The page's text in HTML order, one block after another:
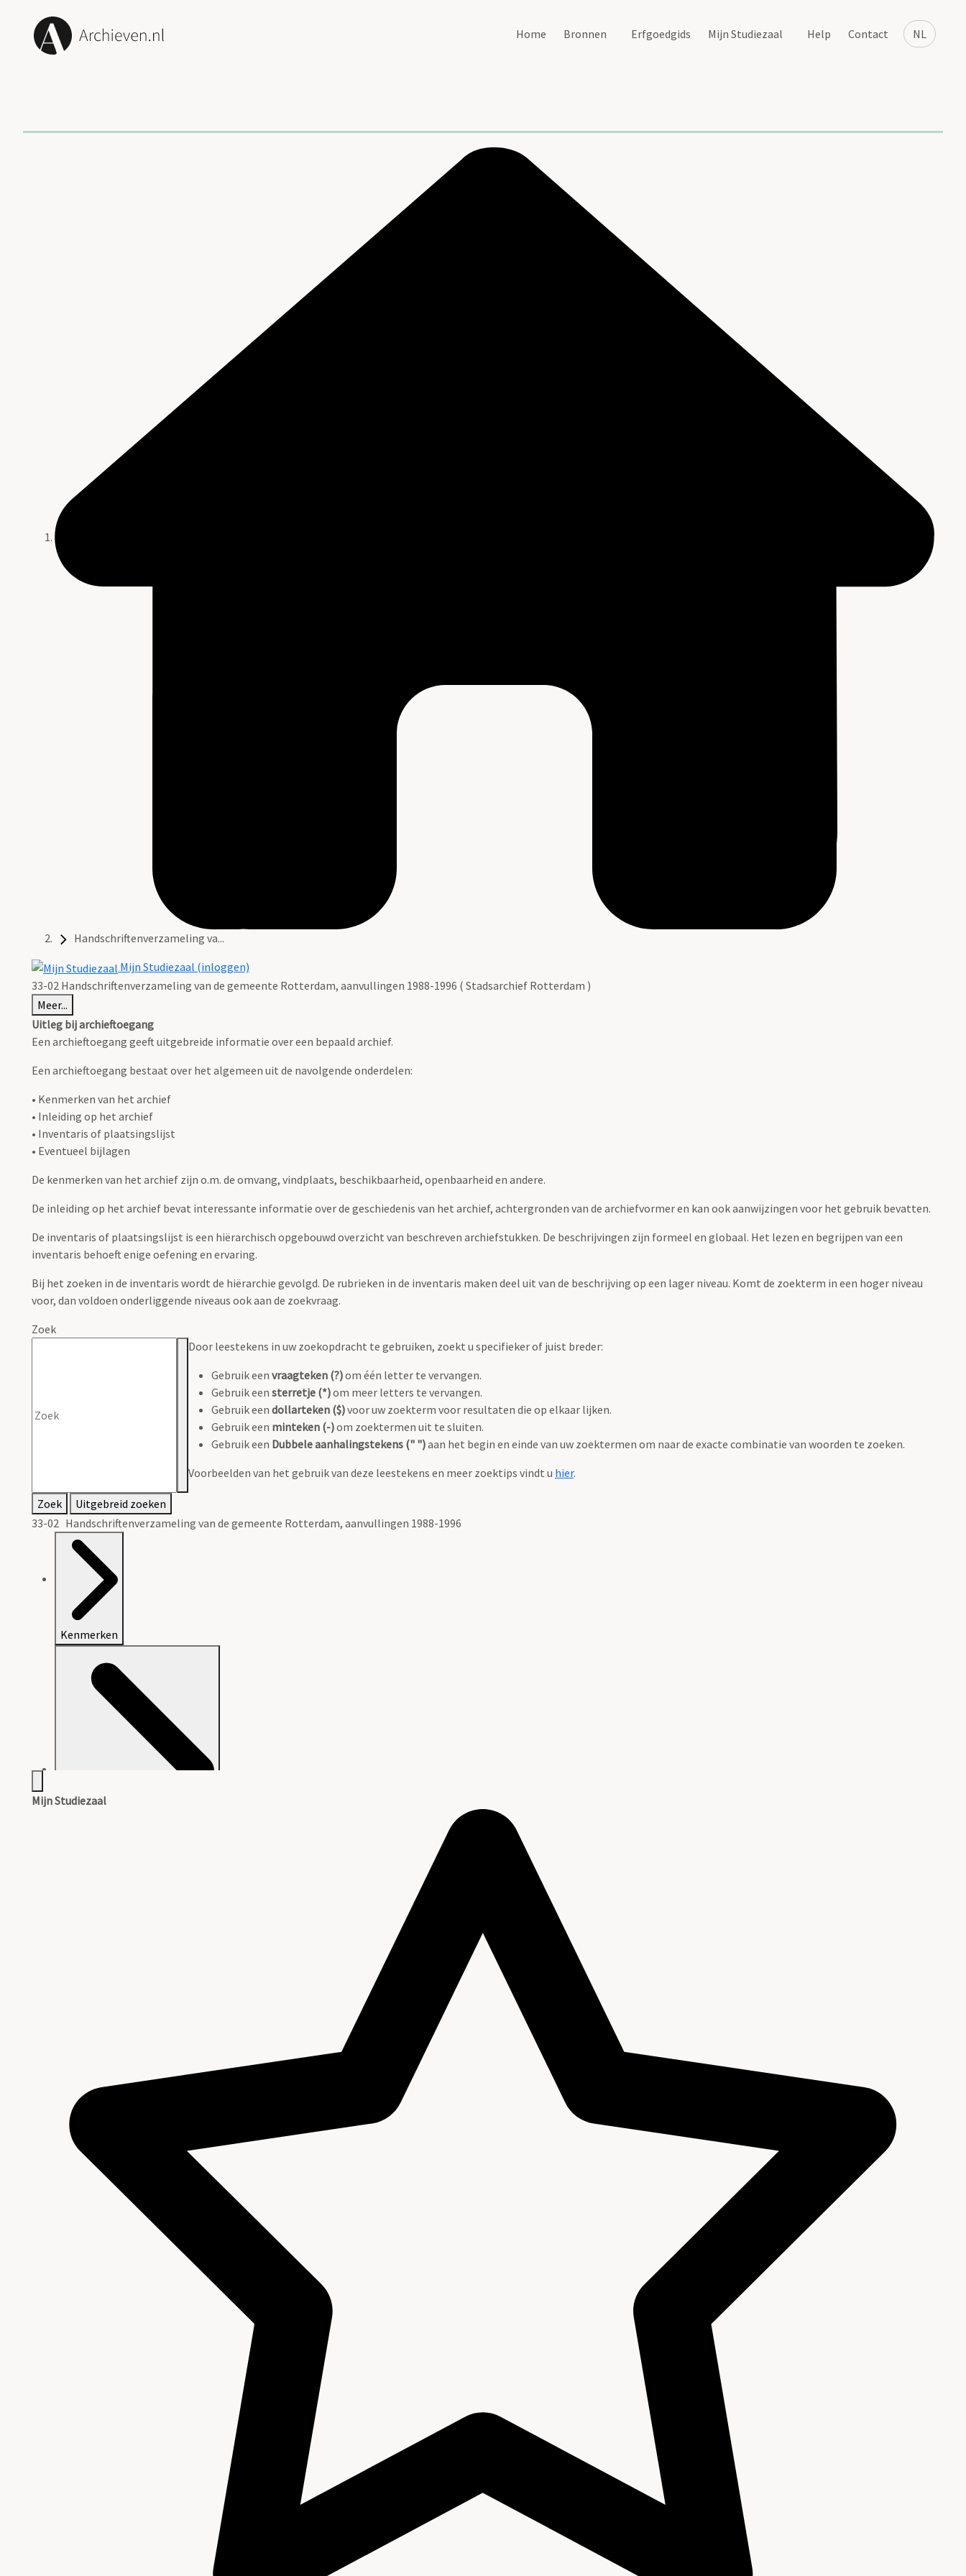
NL
Home Bronnen Erfgoedgids Mijn Studiezaal Help Contact
Handschriftenverzameling va...
Mijn Studiezaal (inloggen)
33-02 Handschriftenverzameling van de gemeente Rotterdam, aanvullingen 1988-1996 ( Stadsarchief Rotterdam )
Meer...
Uitleg bij archieftoegang
Een archieftoegang geeft uitgebreide informatie over een bepaald archief.
Een archieftoegang bestaat over het algemeen uit de navolgende onderdelen:
• Kenmerken van het archief
• Inleiding op het archief
• Inventaris of plaatsingslijst
• Eventueel bijlagen
De kenmerken van het archief zijn o.m. de omvang, vindplaats, beschikbaarheid, openbaarheid en andere.
De inleiding op het archief bevat interessante informatie over de geschiedenis van het archief, achtergronden van de archiefvormer en kan ook aanwijzingen voor het gebruik bevatten.
De inventaris of plaatsingslijst is een hiërarchisch opgebouwd overzicht van beschreven archiefstukken. De beschrijvingen zijn formeel en globaal. Het lezen en begrijpen van een
inventaris behoeft enige oefening en ervaring.
Bij het zoeken in de inventaris wordt de hiërarchie gevolgd. De rubrieken in de inventaris maken deel uit van de beschrijving op een lager niveau. Komt de zoekterm in een hoger niveau
voor, dan voldoen onderliggende niveaus ook aan de zoekvraag.
Zoek
Door leestekens in uw zoekopdracht te gebruiken, zoekt u specifieker of juist breder:
Gebruik een vraagteken (?)om één letter te vervangen.
Gebruik een sterretje (*)om meer letters te vervangen.
Gebruik een dollarteken ($)voor uw zoekterm voor resultaten die op elkaar lijken.
Gebruik een minteken (-)om zoektermen uit te sluiten.
Gebruik een Dubbele aanhalingstekens (" ")aan het begin en einde van uw zoektermen om naar de exacte combinatie van woorden te zoeken.
Voorbeelden van het gebruik van deze leestekens en meer zoektips vindt u hier.
Zoek
Uitgebreid zoeken
33-02 Handschriftenverzameling van de gemeente Rotterdam, aanvullingen 1988-1996
Kenmerken
Beschrijving van de series en archiefbestanddelen
Mijn Studiezaal